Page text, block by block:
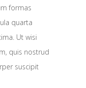
formas
quarta
Ut wisi
quis nostrud
suscipit